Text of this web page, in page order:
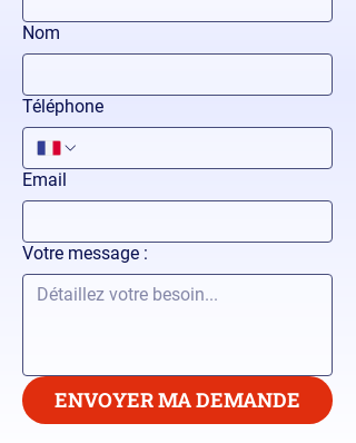
Nom
Téléphone
Email
Votre message :
ENVOYER MA DEMANDE